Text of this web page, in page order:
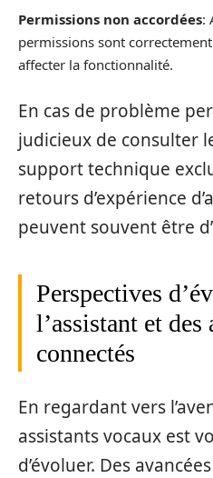
Permissions non accordées:
permissions sont
affecter la fonctionnalité.
En cas de problème
judicieux de consulter
support technique
retours d’expérience
peuvent souvent être
Perspectives
l’assistant et des
connectés
En regardant vers
assistants vocaux est
d’évoluer. Des